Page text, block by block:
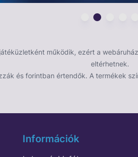
játéküzletként működik, ezért a
eltérhetnek.
és forintban értendők. A termékek
Információk